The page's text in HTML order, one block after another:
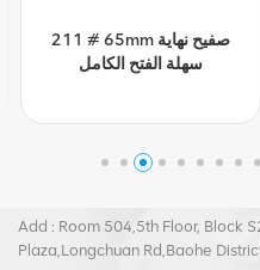
211 # 65mm صفيح نهاية
سهلة الفتح الكامل
+8617855139217
Add : Room 504,5th Floor, Block
Plaza,Longchuan Rd,Baohe